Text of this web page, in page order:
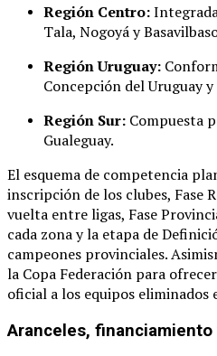
Región Centro:
Tala, Nogoyá y
Región Uruguay:
Concepción del Uruguay
Región Sur: Compuesta
Gualeguay.
El esquema de competencia
inscripción de los clubes, Fase
vuelta entre ligas, Fase
cada zona y la etapa de
campeones provinciales.
la Copa Federación para
oficial a los equipos
Aranceles,